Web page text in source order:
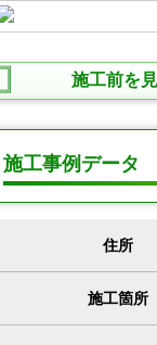
施工前を
施工事例データ
住所
施工箇所